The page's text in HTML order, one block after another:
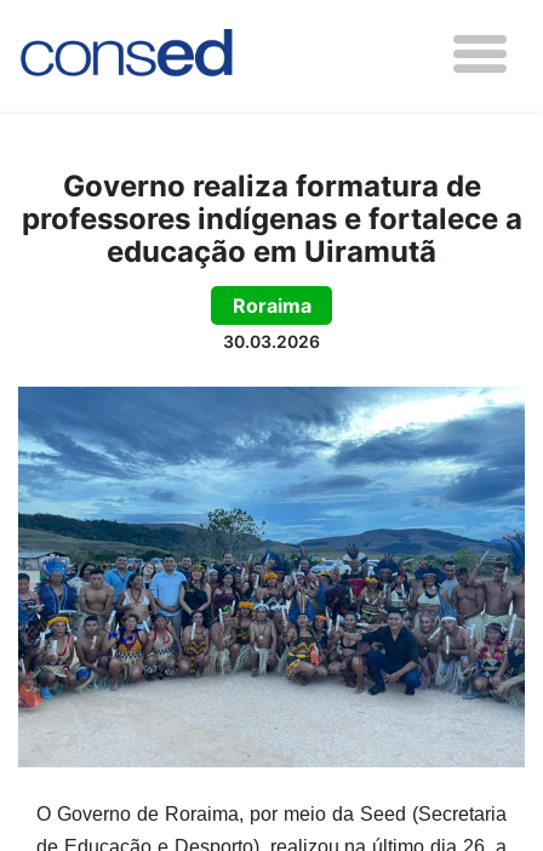
Governo realiza formatura de
professores indígenas e fortalece a
educação em Uiramutã
Roraima
30.03.2026
O Governo de Roraima, por meio da Seed (Secretaria
de Educação e Desporto), realizou na último dia 26, a